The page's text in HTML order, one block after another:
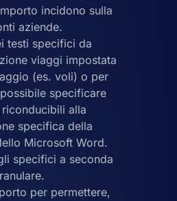
incidono sulla
aziende.
testi specifici da
viaggi impostata
(es. voli) o per
specificare
alla
specifica della
Microsoft Word.
specifici a seconda
per permettere,